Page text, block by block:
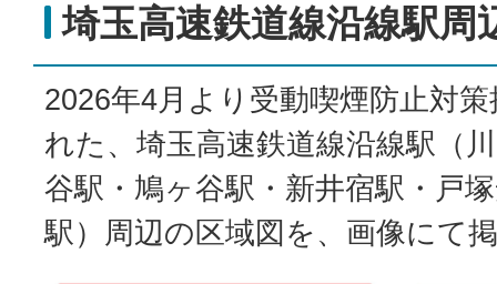
埼玉高速鉄道線沿線駅周
2026年4月より受動喫煙防止対
れた、埼玉高速鉄道線沿線駅（
谷駅・鳩ヶ谷駅・新井宿駅・戸
駅）周辺の区域図を、画像にて